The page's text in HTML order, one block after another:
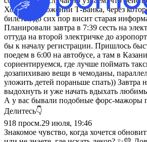
Хотя в приложении Т-Банка, через
билеты, до сих пор висит старая
Планировали завтра в 7:39 сесть на
оттуда на второй электричке до
бы к началу регистрации. Пришлось
поедем в 6:00 на автобусе, а там в
сориентируемся, где лучше поймать
дозапихиваю вещи в чемоданы,
уложить детей пораньше спать)) Завтра
выдохнуть и уже начать вдыхать
А у вас бывали подобные форс-мажоры
Делитесь👇
918 просм.29 июля, 19:46
Знакомое чувство, когда хочется